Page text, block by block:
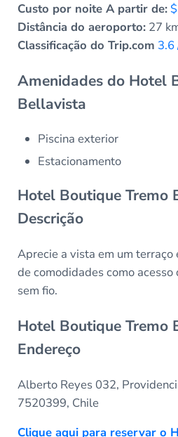
Custo por noite A partir de:
Distância do aeroporto:27
Classificação do Trip.com 3.6
Amenidades do Hotel
Bellavista
Piscina exterior
Estacionamento
Hotel Boutique Tremo
Descrição
Aprecie a vista em um
de comodidades como
sem fio.
Hotel Boutique Tremo
Endereço
Alberto Reyes 032,
7520399, Chile
Clique aqui para reservar o